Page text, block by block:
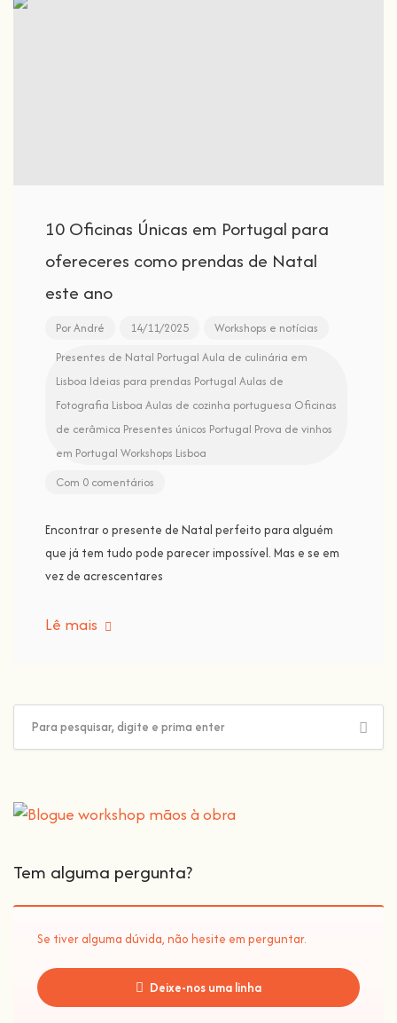
10 Oficinas Únicas em Portugal para
ofereceres como prendas de Natal
este ano
PorAndré 14/11/2025
Workshops e notícias
Presentes de Natal Portugal Aula de culinária em
Lisboa Ideias para prendas Portugal Aulas de
Fotografia Lisboa Aulas de cozinha portuguesa Oficinas
de cerâmica Presentes únicos Portugal Prova de vinhos
em Portugal Workshops Lisboa
Com 0 comentários
Encontrar o presente de Natal perfeito para alguém
que já tem tudo pode parecer impossível. Mas e se em
vez de acrescentares
Lê mais
Tem alguma pergunta?
Se tiver alguma dúvida, não hesite em perguntar.
Deixe-nos uma linha